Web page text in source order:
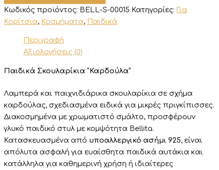
Κωδικός προϊόντος: BELL-S-00015 Κατηγορίες: Για
Κορίτσια, Κοσμήματα, Παιδικά
Περιγραφή
Αξιολογήσεις (0)
Παιδικά Σκουλαρίκια “Καρδούλα”
Λαμπερά και παιχνιδιάρικα σκουλαρίκια σε σχήμα
καρδούλας, σχεδιασμένα ειδικά για μικρές πριγκίπισσες.
Διακοσμημένα με χρωματιστό σμάλτο, προσφέρουν
γλυκό παιδικό στυλ με κομψότητα Bellita.
Κατασκευασμένα από υποαλλεργικό ασήμι 925, είναι
απόλυτα ασφαλή για ευαίσθητα παιδικά αυτάκια και
κατάλληλα για καθημερινή χρήση ή ιδιαίτερες